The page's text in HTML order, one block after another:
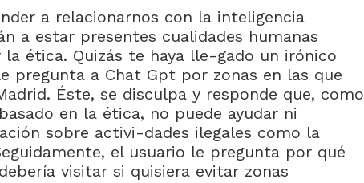
a relacionarnos con la inteligencia
a estar presentes cualidades humanas
ética. Quizás te haya lle-gado un irónico
pregunta a Chat Gpt por zonas en las que
Éste, se disculpa y responde que, como
en la ética, no puede ayudar ni
sobre activi-dades ilegales como la
el usuario le pregunta por qué
visitar si quisiera evitar zonas